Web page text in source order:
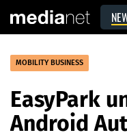
MOBILITY BUSINESS
EasyPark
Android